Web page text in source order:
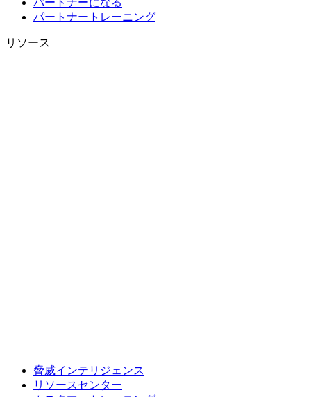
パートナートレーニング
リソース
脅威インテリジェンス
リソースセンター